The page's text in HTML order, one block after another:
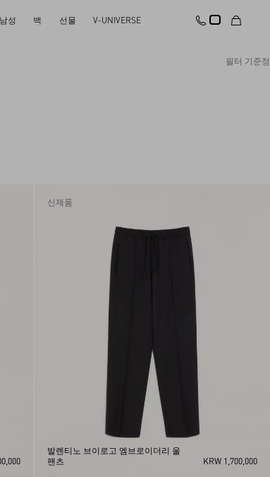
남성 백 선물 V-UNIVERSE
필터 기준
신제품
발렌티노 브이로고 엠브로이더리 울
팬츠
KRW 1,700,000